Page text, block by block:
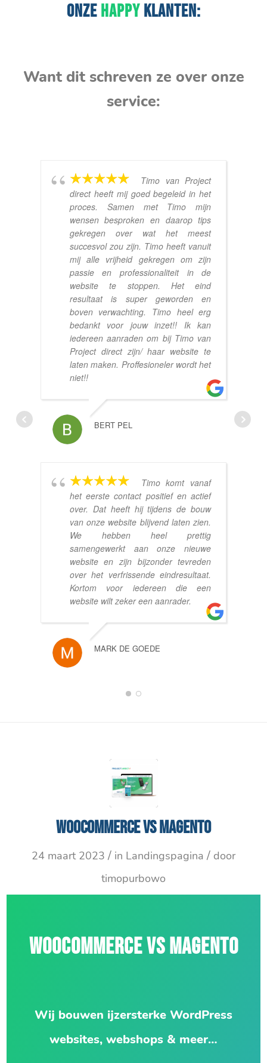
ONZEHAPPYKLANTEN:
Want dit schreven ze over onze
service:
Timo van Project
direct heeft mij goed begeleid in het
proces. Samen met Timo mijn
wensen besproken en daarop tips
gekregen over wat het meest
succesvol zou zijn. Timo heeft vanuit
mij alle vrijheid gekregen om zijn
passie en professionaliteit in de
website te stoppen. Het eind
resultaat is super geworden en
boven verwachting. Timo heel erg
bedankt voor jouw inzet!! Ik kan
iedereen aanraden om bij Timo van
Project direct zijn/ haar website te
laten maken. Proffesioneler wordt het
niet!!
BERT PEL
Timo komt vanaf
het eerste contact positief en actief
over. Dat heeft hij tijdens de bouw
van onze website blijvend laten zien.
We hebben heel prettig
samengewerkt aan onze nieuwe
website en zijn bijzonder tevreden
over het verfrissende eindresultaat.
Kortom voor iedereen die een
website wilt zeker een aanrader.
MARK DE GOEDE
1 2
WooCommerce VS Magento
24 maart 2023 / in Landingspagina / door
timopurbowo
WOOCOMMERCE VS MAGENTO
Wij bouwen ijzersterke WordPress
websites, webshops & meer…